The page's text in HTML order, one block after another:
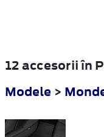
12 accesorii în
Modele >